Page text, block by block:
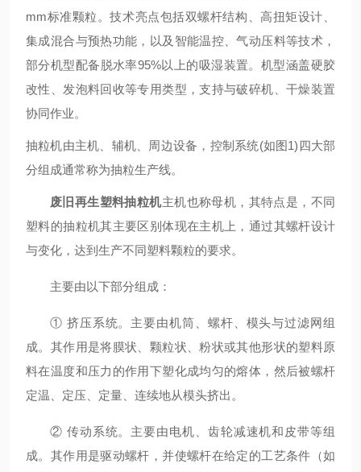
mm标准颗粒。技术亮点包括双螺杆结构、高扭矩设计、
集成混合与预热功能，以及智能温控、气动压料等技术，
部分机型配备脱水率95%以上的吸湿装置。机型涵盖硬胶
改性、发泡料回收等专用类型，支持与破碎机、干燥装置
协同作业。
抽粒机由主机、辅机、周边设备，控制系统(如图1)四大部
分组成通常称为抽粒生产线。
废旧再生塑料抽粒机主机也称母机，其特点是，不同
塑料的抽粒机其主要区别体现在主机上，通过其螺杆设计
与变化，达到生产不同塑料颗粒的要求。
主要由以下部分组成：
① 挤压系统。主要由机筒、螺杆、模头与过滤网组
成。其作用是将膜状、颗粒状、粉状或其他形状的塑料原
料在温度和压力的作用下塑化成均匀的熔体，然后被螺杆
定温、定压、定量、连续地从模头挤出。
② 传动系统。主要由电机、齿轮减速机和皮带等组
成。其作用是驱动螺杆，并使螺杆在给定的工艺条件（如